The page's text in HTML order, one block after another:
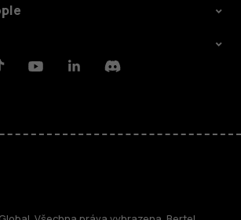
YoutubeLinkedinDiscord